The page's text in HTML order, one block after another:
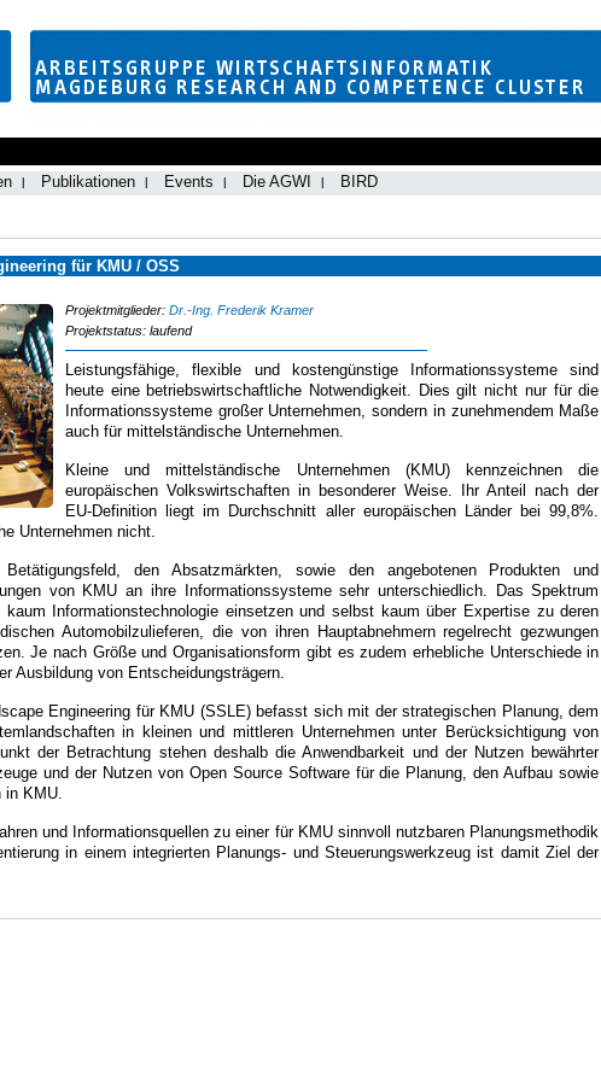
Publikationen Events Die AGWI BIRD
für KMU / OSS
Projektmitglieder: Dr.-Ing. Frederik Kramer
Projektstatus: laufend
Leistungsfähige, flexible und kostengünstige Informationssysteme sind
heute eine betriebswirtschaftliche Notwendigkeit. Dies gilt nicht nur für die
Informationssysteme großer Unternehmen, sondern in zunehmendem Maße
auch für mittelständische Unternehmen.
Kleine und mittelständische Unternehmen (KMU) kennzeichnen die
europäischen Volkswirtschaften in besonderer Weise. Ihr Anteil nach der
EU-Definition liegt im Durchschnitt aller europäischen Länder bei 99,8%.
Unternehmen nicht.
den Absatzmärkten, sowie den angebotenen Produkten und
von KMU an ihre Informationssysteme sehr unterschiedlich. Das Spektrum
Informationstechnologie einsetzen und selbst kaum über Expertise zu deren
Automobilzulieferen, die von ihren Hauptabnehmern regelrecht gezwungen
Je nach Größe und Organisationsform gibt es zudem erhebliche Unterschiede in
Ausbildung von Entscheidungsträgern.
Engineering für KMU (SSLE) befasst sich mit der strategischen Planung, dem
in kleinen und mittleren Unternehmen unter Berücksichtigung von
der Betrachtung stehen deshalb die Anwendbarkeit und der Nutzen bewährter
und der Nutzen von Open Source Software für die Planung, den Aufbau sowie
in KMU.
und Informationsquellen zu einer für KMU sinnvoll nutzbaren Planungsmethodik
in einem integrierten Planungs- und Steuerungswerkzeug ist damit Ziel der